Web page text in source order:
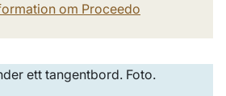
om Proceedo